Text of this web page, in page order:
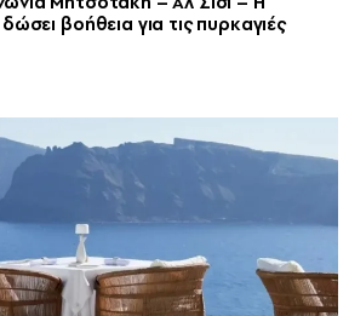
βοήθεια για τις πυρκαγιές